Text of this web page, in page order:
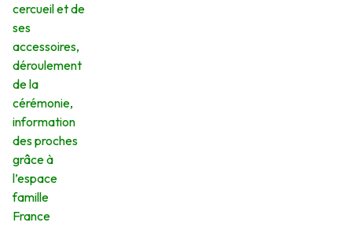
cercueil et de
ses
accessoires,
déroulement
de la
cérémonie,
information
des proches
grâce à
l’espace
famille
France